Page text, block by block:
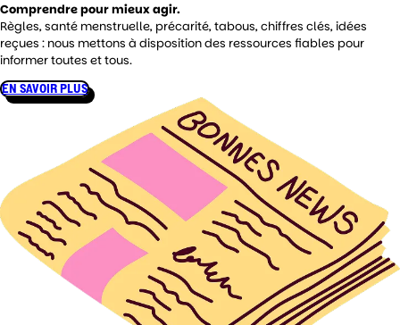
Comprendre pour mieux agir.
Règles, santé menstruelle, précarité, tabous, chiffres clés, idées
reçues : nous mettons à disposition des ressources fiables pour
informer toutes et tous.
EN SAVOIR PLUS